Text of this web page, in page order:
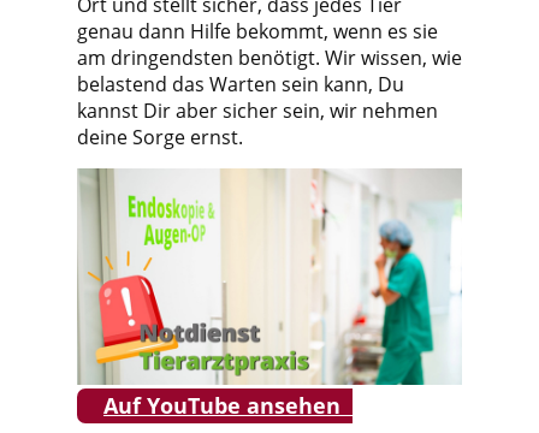
genau dann Hilfe bekommt, wenn es sie
am dringendsten benötigt. Wir wissen, wie
belastend das Warten sein kann, Du
kannst Dir aber sicher sein, wir nehmen
deine Sorge ernst.
Auf YouTube ansehen